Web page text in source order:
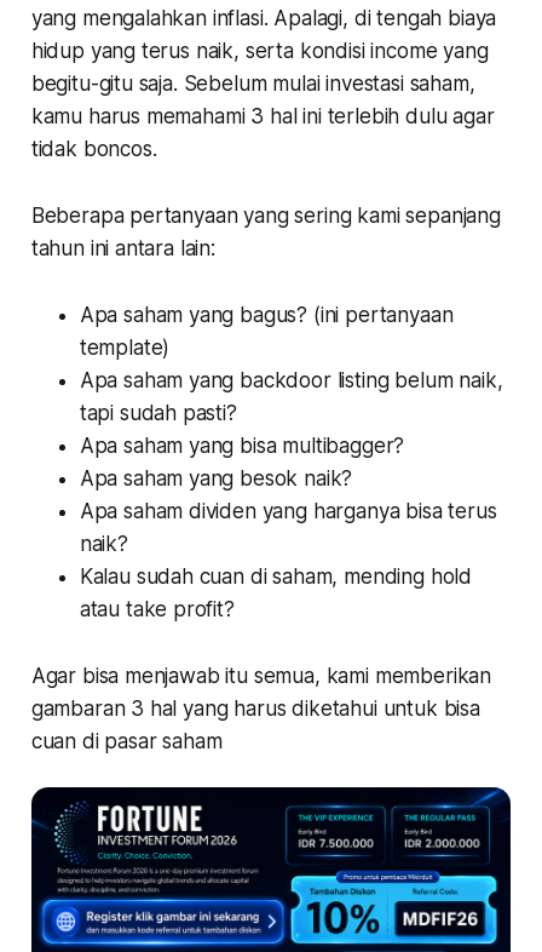
yang mengalahkan inflasi. Apalagi, di tengah biaya
hidup yang terus naik, serta kondisi income yang
begitu-gitu saja. Sebelum mulai investasi saham,
kamu harus memahami 3 hal ini terlebih dulu agar
tidak boncos.
Beberapa pertanyaan yang sering kami sepanjang
tahun ini antara lain:
Apa saham yang bagus? (ini pertanyaan
template)
Apa saham yang backdoor listing belum naik,
tapi sudah pasti?
Apa saham yang bisa multibagger?
Apa saham yang besok naik?
Apa saham dividen yang harganya bisa terus
naik?
Kalau sudah cuan di saham, mending hold
atau take profit?
Agar bisa menjawab itu semua, kami memberikan
gambaran 3 hal yang harus diketahui untuk bisa
cuan di pasar saham